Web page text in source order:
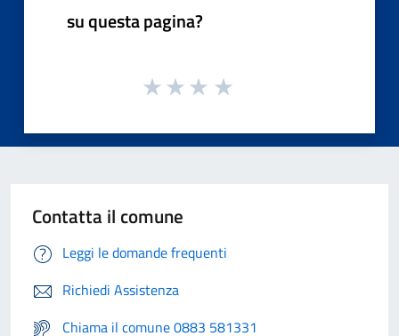
su questa pagina?
Contatta il comune
Leggi le domande frequenti
Richiedi Assistenza
Chiama il comune 0883 581331